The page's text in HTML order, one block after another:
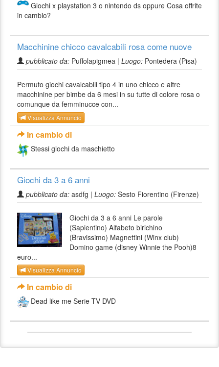
Giochi x playstation 3 o nintendo ds oppure Cosa offrite
in cambio?
Macchinine chicco cavalcabili rosa come nuove
pubblicato da: Puffolapigmea | Luogo: Pontedera (Pisa)
Permuto giochi cavalcabili tipo 4 in uno chicco e altre
macchinine per bimbe da 6 mesi in su tutte di colore rosa o
comunque da femminucce con...
Visualizza Annuncio
In cambio di
Stessi giochi da maschietto
Giochi da 3 a 6 anni
pubblicato da: asdfg | Luogo: Sesto Fiorentino (Firenze)
Giochi da 3 a 6 anni Le parole
(Sapientino) Alfabeto birichino
(Bravissimo) Magnettini (Winx club)
Domino game (disney Winnie the Pooh)8
euro...
Visualizza Annuncio
In cambio di
Dead like me Serie TV DVD